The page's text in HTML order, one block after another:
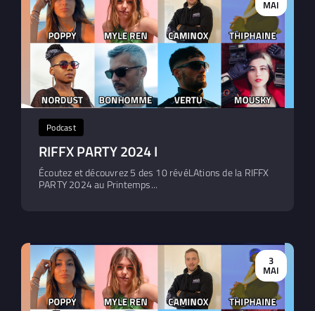
MAI
Podcast
RIFFX PARTY 2024 I
Écoutez et découvrez 5 des 10 révéLAtions de la RIFFX
PARTY 2024 au Printemps...
3
MAI